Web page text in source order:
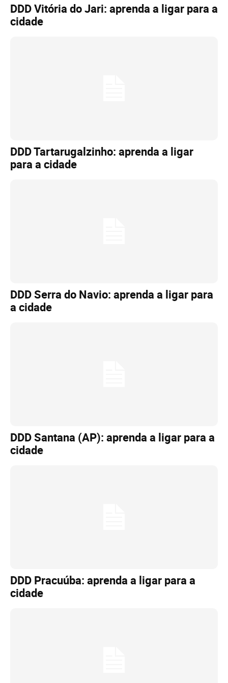
DDD Vitória do Jari: aprenda a ligar para a
cidade
DDD Tartarugalzinho: aprenda a ligar
para a cidade
DDD Serra do Navio: aprenda a ligar para
a cidade
DDD Santana (AP): aprenda a ligar para a
cidade
DDD Pracuúba: aprenda a ligar para a
cidade